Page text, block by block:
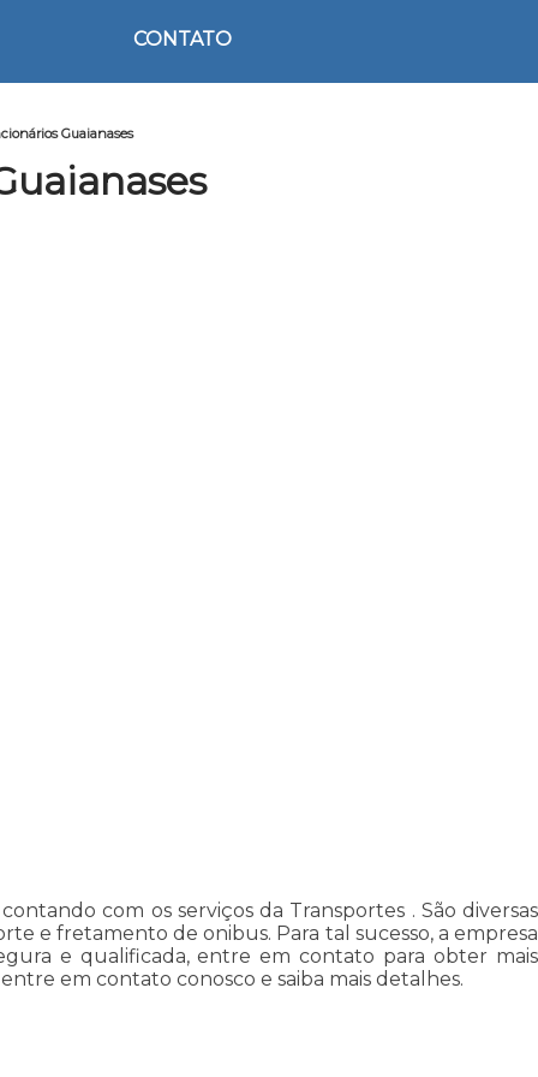
CONTATO
Guaianases
com os serviços da Transportes . São diversas
e fretamento de onibus. Para tal sucesso, a empresa
e qualificada, entre em contato para obter mais
em contato conosco e saiba mais detalhes.